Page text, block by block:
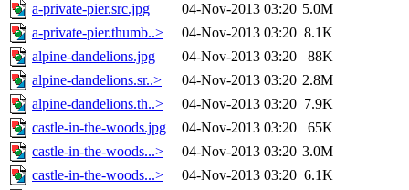
a-private-pier.src.jpg
04-Nov-2013 03:20 5.0M
a-private-pier.thumb..>
04-Nov-2013 03:20 8.1K
alpine-dandelions.jpg
04-Nov-2013 03:20
88K
alpine-dandelions.sr..>
04-Nov-2013 03:20 2.8M
alpine-dandelions.th..>
04-Nov-2013 03:20 7.9K
castle-in-the-woods.jpg
04-Nov-2013 03:20
65K
castle-in-the-woods...>
04-Nov-2013 03:20 3.0M
castle-in-the-woods...>
04-Nov-2013 03:20 6.1K